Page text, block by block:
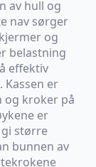
av hull og
nav sørger
og
belastning
effektiv
er
og kroker på
er
større
bunnen av